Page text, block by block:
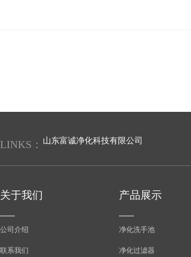
LINKS： 山东富诚净化科技有限公司
关于我们
公司介绍
联系我们
产品展示
净化洗手池
净化过滤器